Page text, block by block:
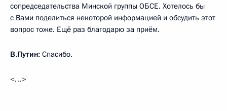
сопредседательства Минской группы ОБСЕ. Хотелось бы
с Вами поделиться некоторой информацией и обсудить этот
вопрос тоже. Ещё раз благодарю за приём.
В.Путин: Спасибо.
<…>